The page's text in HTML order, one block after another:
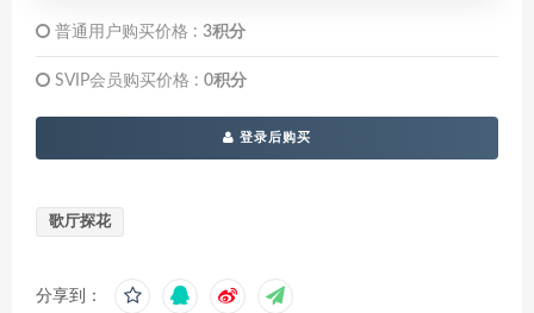
普通用户购买价格 : 3积分
SVIP会员购买价格 : 0积分
登录后购买
歌厅探花
分享到：